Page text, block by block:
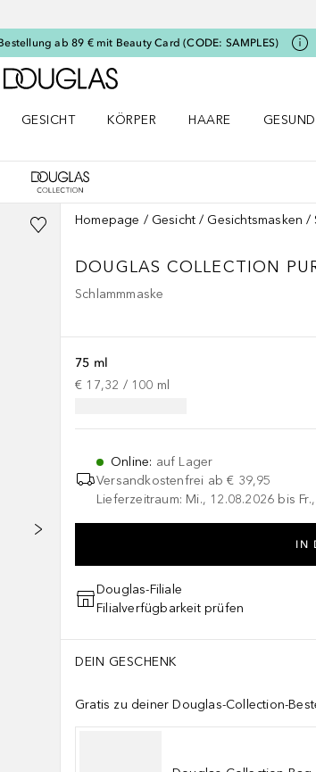
ab 89 € mit Beauty Card (CODE: SAMPLES)
Zur Douglas Startseite
GESICHT
KÖRPER
HAARE
Homepage Gesicht Gesichtsmasken
DOUGLAS COLLECTION
Schlammmaske
75 ml
€ 17,32 / 100 ml
Online: auf Lager
Versandkostenfrei ab € 39,95
Lieferzeitraum: Mi., 12.08.2026 bis
IN
Douglas-Filiale
Filialverfügbarkeit prüfen
DEIN GESCHENK
Gratis zu deiner Douglas-Collection-